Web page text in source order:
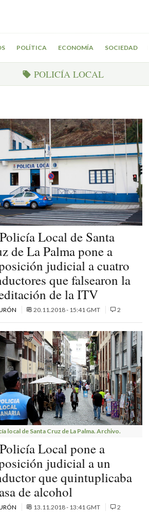
POLÍTICA ECONOMÍA SOCIEDAD
POLICÍA LOCAL
Local de Santa
de La Palma pone a
judicial a cuatro
que falsearon la
de la ITV
20.11.2018 - 15:41 GMT 2
local de Santa Cruz de La Palma. Archivo.
Local pone a
judicial a un
que quintuplicaba
de alcohol
13.11.2018 - 13:41 GMT 2